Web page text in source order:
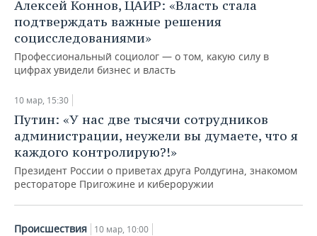
ХОККЕЙ С МЯЧОМ
ПРОИСШЕСТВИЯ
Алексей Коннов, ЦАИР: «Власть стала
подтверждать важные решения
социсследованиями»
Профессиональный социолог — о том, какую силу в
цифрах увидели бизнес и власть
10 мар, 15:30
Путин: «У нас две тысячи сотрудников
администрации, неужели вы думаете, что я
каждого контролирую?!»
Президент России о приветах друга Ролдугина, знакомом
рестораторе Пригожине и кибероружии
Происшествия 10 мар, 10:00